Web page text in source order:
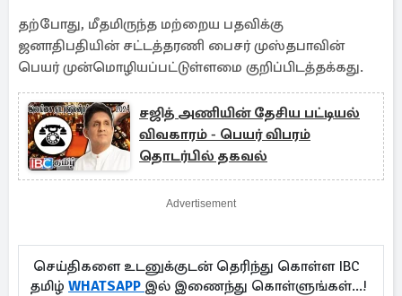
தற்போது, மீதமிருந்த மற்றைய பதவிக்கு
ஜனாதிபதியின் சட்டத்தரணி பைசர் முஸ்தபாவின்
பெயர் முன்மொழியப்பட்டுள்ளமை குறிப்பிடத்தக்கது.
சஜித் அணியின் தேசிய பட்டியல்
விவகாரம் - பெயர் விபரம்
தொடர்பில் தகவல்
Advertisement
செய்திகளை உடனுக்குடன் தெரிந்து கொள்ள IBC
தமிழ் WHATSAPP இல் இணைந்து கொள்ளுங்கள்...!